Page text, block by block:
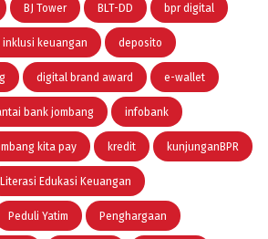
BJ Tower BLT-DD bpr digital
inklusi keuangan deposito
digital brand award e-wallet
bank jombang infobank
kita pay kredit kunjunganBPR
Literasi Edukasi Keuangan
Peduli Yatim Penghargaan